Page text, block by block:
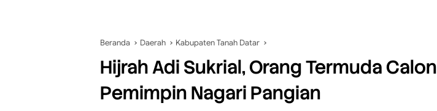
Beranda Daerah Kabupaten Tanah Datar
Hijrah Adi Sukrial, Orang Termuda Calon
Pemimpin Nagari Pangian